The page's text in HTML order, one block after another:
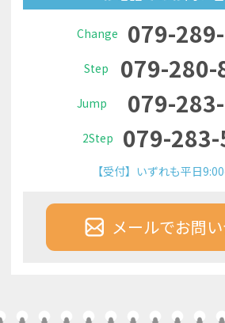
Change 079-
Step 079-280-
Jump 079-
2Step 079-
【受付】いずれも平日
メールでお問